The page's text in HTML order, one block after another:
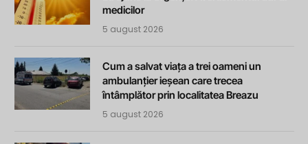
medicilor
5 august 2026
Cum a salvat viața a trei oameni un
ambulanțier ieșean care trecea
întâmplător prin localitatea Breazu
5 august 2026